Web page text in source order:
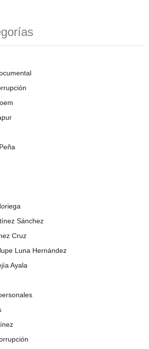
Sánchez
Cruz
Luna Hernández
Ayala